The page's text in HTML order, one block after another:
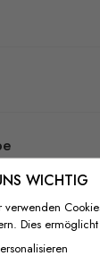
WICHTIG
verwenden
Dies